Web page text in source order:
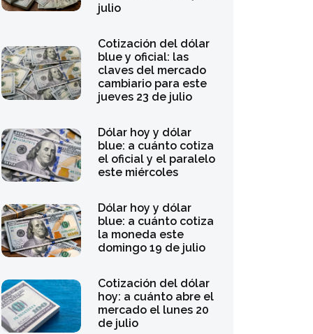
julio
Cotización del dólar
blue y oficial: las
claves del mercado
cambiario para este
jueves 23 de julio
Dólar hoy y dólar
blue: a cuánto cotiza
el oficial y el paralelo
este miércoles
Dólar hoy y dólar
blue: a cuánto cotiza
la moneda este
domingo 19 de julio
Cotización del dólar
hoy: a cuánto abre el
mercado el lunes 20
de julio